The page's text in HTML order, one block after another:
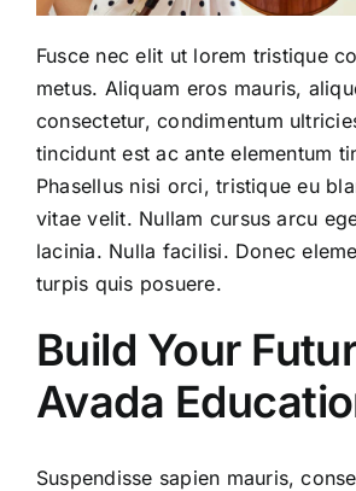
Fusce nec elit ut lorem tristique
metus. Aliquam eros mauris,
consectetur, condimentum
tincidunt est ac ante elementum
Phasellus nisi orci, tristique eu
vitae velit. Nullam cursus arcu
lacinia. Nulla facilisi. Donec
turpis quis posuere.
Build Your
Avada
Suspendisse sapien mauris,